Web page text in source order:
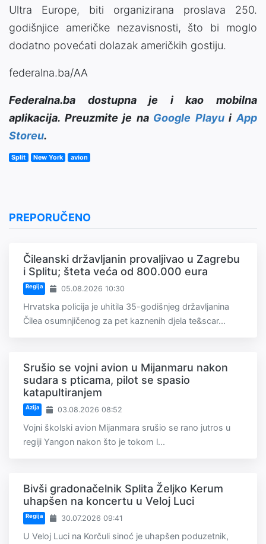
Ultra Europe, biti organizirana proslava 250.
godišnjice američke nezavisnosti, što bi moglo
dodatno povećati dolazak američkih gostiju.
federalna.ba/AA
Federalna.ba dostupna je i kao mobilna
aplikacija. Preuzmite je na Google PlayuiApp
Storeu.
Split New York avion
PREPORUČENO
Čileanski državljanin provaljivao u Zagrebu
i Splitu; šteta veća od 800.000 eura
Regija 05.08.2026 10:30
Hrvatska policija je uhitila 35-godišnjeg državljanina
Čilea osumnjičenog za pet kaznenih djela te&scar...
Srušio se vojni avion u Mijanmaru nakon
sudara s pticama, pilot se spasio
katapultiranjem
Azija 03.08.2026 08:52
Vojni školski avion Mijanmara srušio se rano jutros u
regiji Yangon nakon što je tokom l...
Bivši gradonačelnik Splita Željko Kerum
uhapšen na koncertu u Veloj Luci
Regija 30.07.2026 09:41
U Veloj Luci na Korčuli sinoć je uhapšen poduzetnik,